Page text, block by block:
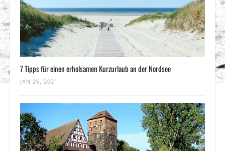
7 Tipps für einen erholsamen Kurzurlaub an der Nordsee
JAN 26, 2021